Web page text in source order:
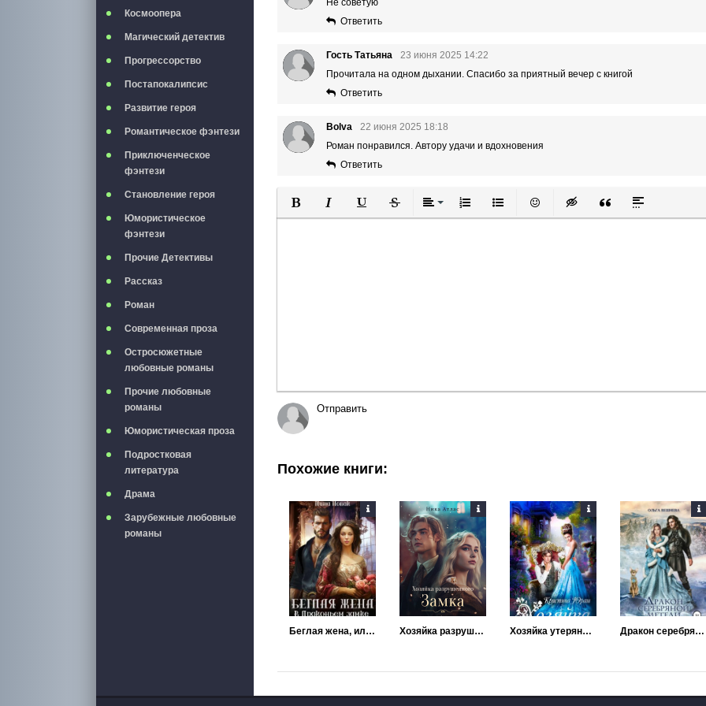
Космоопера
Магический детектив
Прогрессорство
Постапокалипсис
Развитие героя
Романтическое фэнтези
Приключенческое
фэнтези
Становление героя
Юмористическое
фэнтези
Прочие Детективы
Рассказ
Роман
Современная проза
Остросюжетные
любовные романы
Прочие любовные
романы
Юмористическая проза
Подростковая
литература
Драма
Зарубежные любовные
романы
Ответить
Гость Татьяна
23 июня 2025 14:22
Прочитала на одном дыхании. Спасибо за приятный вечер с книгой
Ответить
Bolva
22 июня 2025 18:18
Роман понравился. Автору удачи и вдохновения
Ответить
Полужирный
КурсивПодчеркнутый
ЗачеркнутыйВыравнивание
Нумерованный список
Маркированный список
Вставить смайлик
Вставка скрытого текста
Вставка цитаты
Вставка
Отправить
Похожие книги:
Беглая жена, или В драконьем замке требуется хозяйка Хозяйка разрушенного замка, или попаданкам больше не наливать Хозяйка утерянного сада Дракон серебряной метели